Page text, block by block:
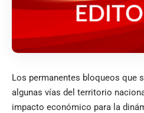
Los permanentes bloqueos que
algunas vías del territorio
impacto económico para la